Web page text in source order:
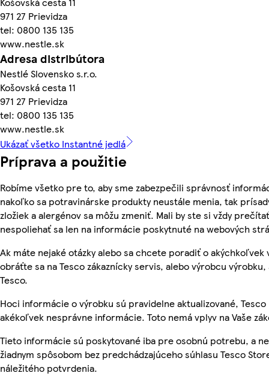
971 27 Prievidza
tel: 0800 135 135
www.nestle.sk
Adresa distribútora
Nestlé Slovensko s.r.o.
Košovská cesta 11
971 27 Prievidza
tel: 0800 135 135
www.nestle.sk
Ukázať všetko Instantné jedlá
Príprava a použitie
Robíme všetko pre to, aby sme zabezpečili správnosť
nakoľko sa potravinárske produkty neustále menia, tak
zložiek a alergénov sa môžu zmeniť. Mali by ste si vždy
nespoliehať sa len na informácie poskytnuté na webových
Ak máte nejaké otázky alebo sa chcete poradiť o akýchkoľvek
obráťte sa na Tesco zákaznícky servis, alebo výrobcu
Tesco.
Hoci informácie o výrobku sú pravidelne aktualizované,
akékoľvek nesprávne informácie. Toto nemá vplyv na Vaše
Tieto informácie sú poskytované iba pre osobnú potrebu, a
žiadnym spôsobom bez predchádzajúceho súhlasu Tesco
náležitého potvrdenia.